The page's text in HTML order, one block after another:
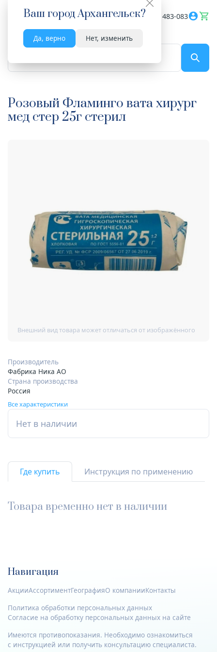
Ваш городАрхангельск?
Да, верно Нет, изменить
Весь сайт 8182 483-083
Розовый Фламинго вата хирург
мед стер 25г стерил
Производитель
Фабрика Ника АО
Страна производства
Россия
Все характеристики
Нет в наличии
Где купить Инструкция по применению
Товара временно нет в наличии
Навигация
АкцииАссортиментГеографияО компанииКонтакты
Политика обработки персональных данных
Согласие на обработку персональных данных на сайте
Имеются противопоказания. Необходимо ознакомиться
с инструкцией или получить консультацию специалиста.